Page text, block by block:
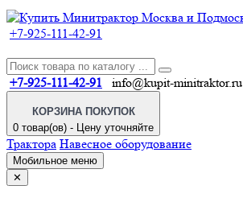
+7-925-111-42-91
+7-925-111-42-91 info@kupit-minitraktor.ru
КОРЗИНА ПОКУПОК
0 товар(ов) - Цену уточняйте
Трактора Навесное оборудование
Мобильное меню
✕